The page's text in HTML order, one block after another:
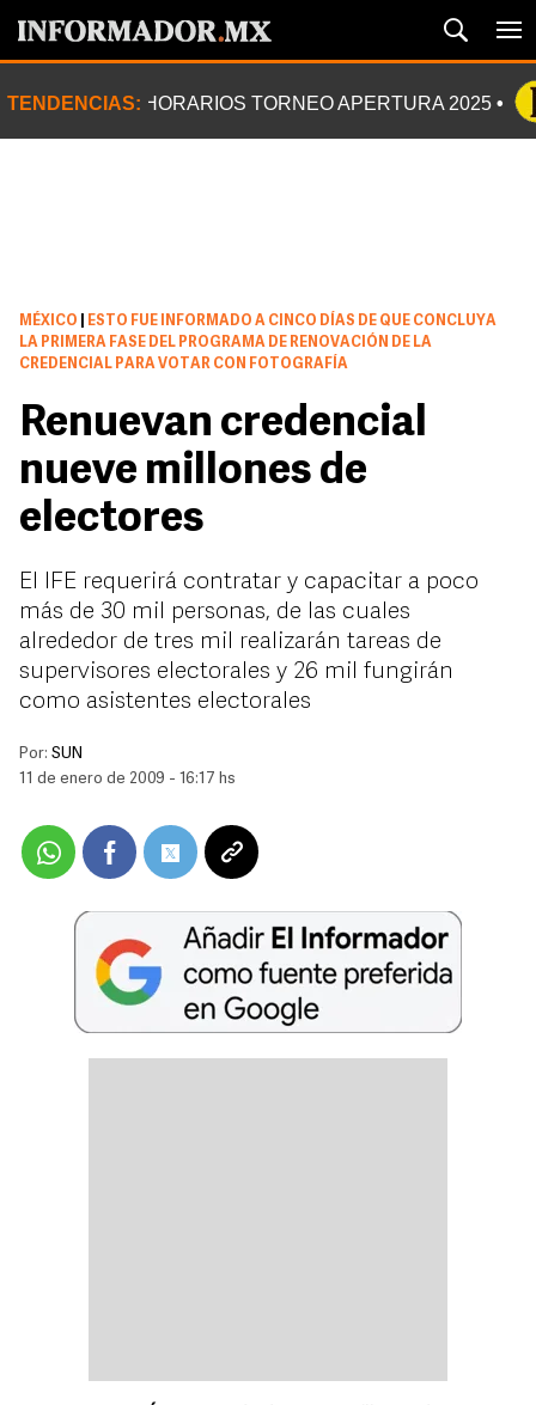
TENDENCIAS: HORARIOS TORNEO APERTURA 2025
MÉXICO
ESTO FUE INFORMADO A CINCO DÍAS DE QUE CONCLUYA
LA PRIMERA FASE DEL PROGRAMA DE RENOVACIÓN DE LA
CREDENCIAL PARA VOTAR CON FOTOGRAFÍA
Renuevan credencial
nueve millones de
electores
El IFE requerirá contratar y capacitar a poco
más de 30 mil personas, de las cuales
alrededor de tres mil realizarán tareas de
supervisores electorales y 26 mil fungirán
como asistentes electorales
Por: SUN
11 de enero de 2009 - 16:17 hs